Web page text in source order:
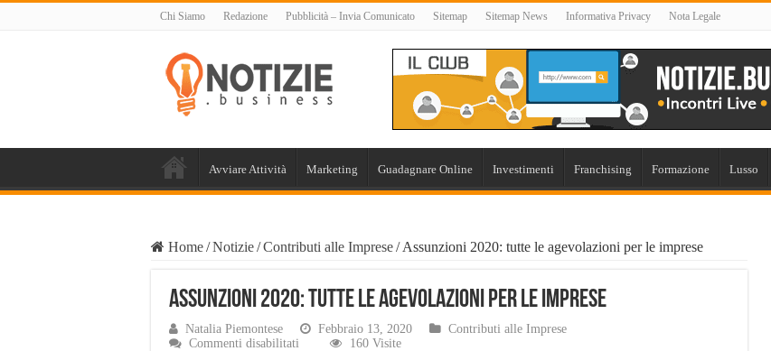
Chi Siamo Redazione Pubblicità – Invia Comunicato Sitemap Sitemap News Informativa Privacy Nota Legale
Avviare Attività Marketing Guadagnare Online Investimenti Franchising Formazione Lusso
Home/Notizie/Contributi alle Imprese/ Assunzioni 2020: tutte le agevolazioni per le imprese
Assunzioni 2020: tutte le agevolazioni per le imprese
Natalia Piemontese Febbraio 13, 2020
Contributi alle Imprese
Commenti disabilitati
160 Visite